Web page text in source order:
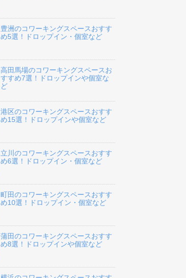
豊洲のコワーキングスペースおすす
め5選！ドロップイン・個室など
高田馬場のコワーキングスペースお
すすめ7選！ドロップインや個室な
ど
港区のコワーキングスペースおすす
め15選！ドロップインや個室など
立川のコワーキングスペースおすす
め6選！ドロップイン・個室など
町田のコワーキングスペースおすす
め10選！ドロップイン・個室など
蒲田のコワーキングスペースおすす
め8選！ドロップインや個室など